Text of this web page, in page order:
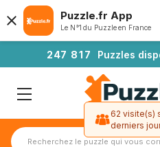
247 81 7 Puzzles
Puzzle.fr App
Le N°1 du Puzzle en France
62 visite(s)
derniers